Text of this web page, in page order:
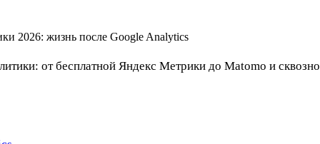
от бесплатной Яндекс Метрики до Matomo и